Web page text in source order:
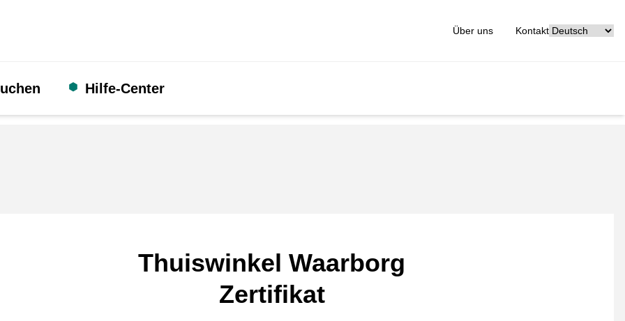
Über uns Kontakt
Hilfe-Center
Thuiswinkel Waarborg
Zertifikat